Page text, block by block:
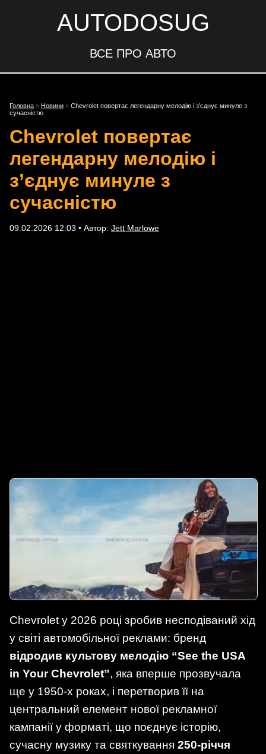
AUTODOSUG
ВСЕ ПРО АВТО
Головна » Новини » Chevrolet повертає легендарну мелодію і з’єднує минуле з
сучасністю
Chevrolet повертає
легендарну мелодію і
з’єднує минуле з
сучасністю
09.02.2026 12:03 • Автор: Jett Marlowe
Chevrolet у 2026 році зробив несподіваний хід
у світі автомобільної реклами: бренд
відродив культову мелодію “See the USA
in Your Chevrolet”, яка вперше прозвучала
ще у 1950-х роках, і перетворив її на
центральний елемент нової рекламної
кампанії у форматі, що поєднує історію,
сучасну музику та святкування 250-річчя